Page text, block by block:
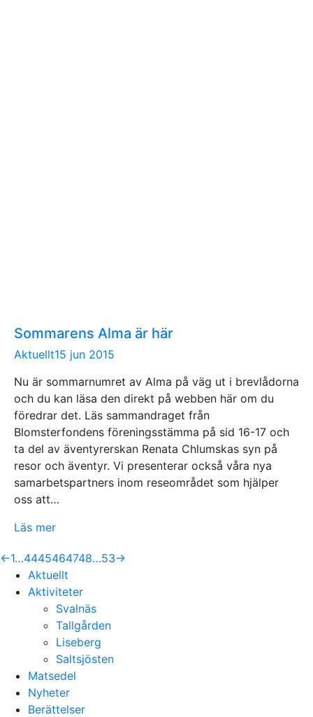
Sommarens Alma är här
Aktuellt15 jun 2015
Nu är sommarnumret av Alma på väg ut i brevlådorna
och du kan läsa den direkt på webben här om du
föredrar det. Läs sammandraget från
Blomsterfondens föreningsstämma på sid 16-17 och
ta del av äventyrerskan Renata Chlumskas syn på
resor och äventyr. Vi presenterar också våra nya
samarbetspartners inom reseområdet som hjälper
oss att…
Läs mer
←1…4445464748…53→
Aktuellt
Aktiviteter
Svalnäs
Tallgården
Liseberg
Saltsjösten
Matsedel
Nyheter
Berättelser